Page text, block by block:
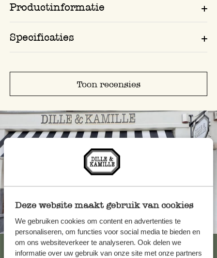
Deze website maakt gebruik van cookies
We gebruiken cookies om content en advertenties te
personaliseren, om functies voor social media te bieden en
om ons websiteverkeer te analyseren. Ook delen we
informatie over uw gebruik van onze site met onze partners
Productinformatie
Specificaties
Toon recensies
Altijd in de buurt
Bekijk alle 62 winkels